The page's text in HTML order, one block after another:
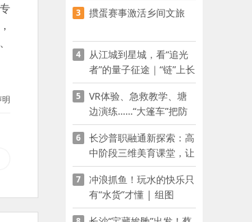
3 掼蛋赛事激活乡间文旅
4
从江城到星城，看“追光
者”的量子征途｜“链”上长
沙 “才”够硬核
5
VR体验、急救教学、塘
边演练……“大篷车”把防
溺水课堂搬到乡村青少年
家门口
6
长沙普职融通新探索：高
中阶段三维美育课堂，让
少年向美而生
7
冲浪抓鱼！玩水的快乐只
有“水货”才懂 | 组图